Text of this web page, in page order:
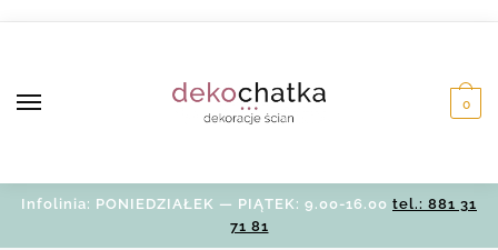
0
Infolinia: PONIEDZIAŁEK — PIĄTEK: 9.00-16.00 tel.: 881 31
71 81